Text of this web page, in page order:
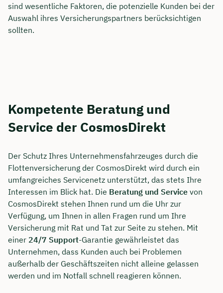
sind wesentliche Faktoren, die potenzielle Kunden bei der
Auswahl ihres Versicherungspartners berücksichtigen
sollten.
Kompetente Beratung und
Service der CosmosDirekt
Der Schutz Ihres Unternehmensfahrzeuges durch die
Flottenversicherung der CosmosDirekt wird durch ein
umfangreiches Servicenetz unterstützt, das stets Ihre
Interessen im Blick hat. Die Beratung und Service von
CosmosDirekt stehen Ihnen rund um die Uhr zur
Verfügung, um Ihnen in allen Fragen rund um Ihre
Versicherung mit Rat und Tat zur Seite zu stehen. Mit
einer 24/7 Support-Garantie gewährleistet das
Unternehmen, dass Kunden auch bei Problemen
außerhalb der Geschäftszeiten nicht alleine gelassen
werden und im Notfall schnell reagieren können.